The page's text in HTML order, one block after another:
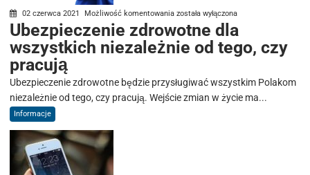
02 czerwca 2021 Możliwość komentowaniaUbezpieczenie
zdrowotne
dla
od
tego,
została wyłączona
Ubezpieczenie zdrowotne dla
wszystkich niezależnie od tego, czy
pracują
Ubezpieczenie zdrowotne będzie przysługiwać wszystkim Polakom
niezależnie od tego, czy pracują. Wejście zmian w życie ma...
Informacje